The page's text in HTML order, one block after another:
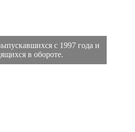
с 1997 года и
в обороте.